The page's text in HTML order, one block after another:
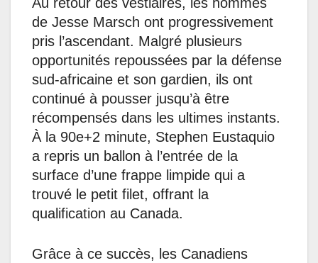
de Jesse Marsch ont progressivement
pris l’ascendant. Malgré plusieurs
opportunités repoussées par la défense
sud-africaine et son gardien, ils ont
continué à pousser jusqu’à être
récompensés dans les ultimes instants.
À la 90e+2 minute, Stephen Eustaquio
a repris un ballon à l’entrée de la
surface d’une frappe limpide qui a
trouvé le petit filet, offrant la
qualification au Canada.
Grâce à ce succès, les Canadiens